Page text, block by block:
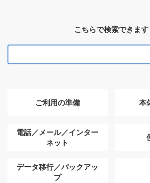
こちらで検索できます
ご利用の準備 本
電話／メール／インター
ネット
データ移行／バックアッ
プ